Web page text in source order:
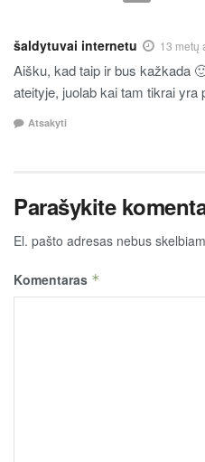
šaldytuvai internetu 13 metų
Aišku, kad taip ir bus kažkada
ateityje, juolab kai tam tikrai yra
Atsakyti
Parašykite
El. pašto adresas nebus
Komentaras *